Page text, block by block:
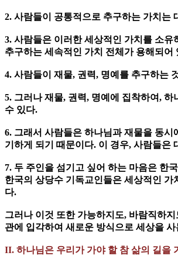
2. 사람들이 공통적으로 추구하는 가치는
3. 사람들은 이러한 세상적인 가치를 소
추구하는 세속적인 가치 전체가 용해되어
4. 사람들이 재물, 권력, 명예를 추구하는
5. 그러나 재물, 권력, 명예에 집착하여,
수 있다.
6. 그래서 사람들은 하나님과 재물을 동
기하게 되기 때문이다. 이 경우, 사람들은
7. 두 주인을 섬기고 싶어 하는 마음은 한
한국의 상당수 기독교인들은 세상적인
다.
그러나 이것 또한 가능하지도, 바람직하
관에 입각하여 새로운 방식으로 세상을
II. 하나님은 우리가 가야 할 참 삶의 길을